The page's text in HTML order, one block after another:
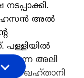
ഹസന്‍ അല്‍
പള്ളിയില്‍
അലി
ഖഹ്‍താനി